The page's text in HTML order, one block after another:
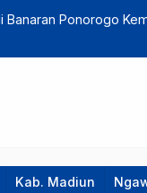
Gerakan Literasi di
Kab. Madiun